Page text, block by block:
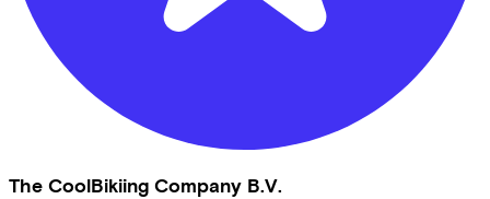
The CoolBikiing Company B.V.